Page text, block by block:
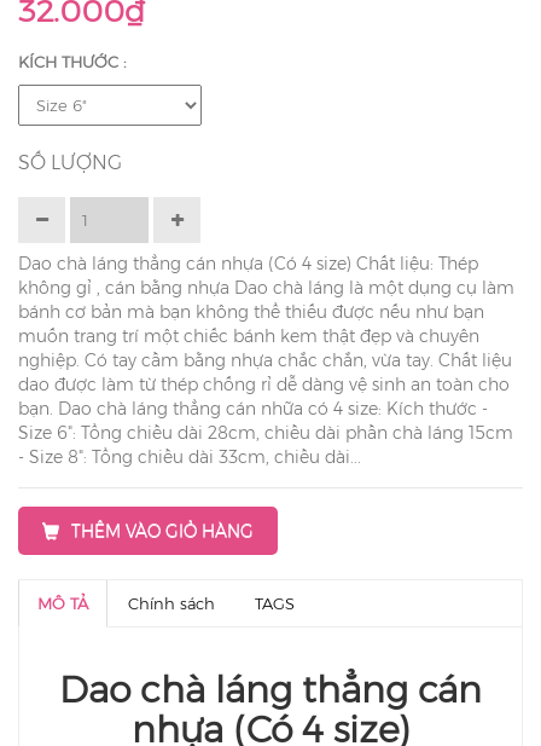
32.000₫
KÍCH THƯỚC :
SỐ LƯỢNG
Dao chà láng thẳng cán nhựa (Có 4 size) Chất liệu: Thép
không gỉ , cán bằng nhựa Dao chà láng là một dụng cụ làm
bánh cơ bản mà bạn không thể thiếu được nếu như bạn
muốn trang trí một chiếc bánh kem thật đẹp và chuyên
nghiệp. Có tay cầm bằng nhựa chắc chắn, vừa tay. Chất liệu
dao được làm từ thép chống rỉ dễ dàng vệ sinh an toàn cho
bạn. Dao chà láng thẳng cán nhữa có 4 size: Kích thước -
Size 6": Tổng chiều dài 28cm, chiều dài phần chà láng 15cm
- Size 8": Tổng chiều dài 33cm, chiều dài...
THÊM VÀO GIỎ HÀNG
MÔ TẢ Chính sách TAGS
Dao chà láng thẳng cán
nhựa (Có 4 size)